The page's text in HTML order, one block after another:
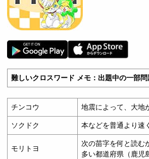
難しいクロスワード メモ：出題中の一部
チンコウ 地震によって、大地
ソクドク 本などを普通より速
モリトヨ
次の苗字を何と読
多い都道府県（鹿児